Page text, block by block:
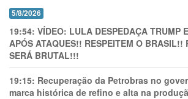
5/8/2026
19:54: VÍDEO: LULA DESPEDAÇA TRUMP
APÓS ATAQUES!! RESPEITEM O BRASIL!!
SERÁ BRUTAL!!!
19:15: Recuperação da Petrobras no
marca histórica de refino e alta na